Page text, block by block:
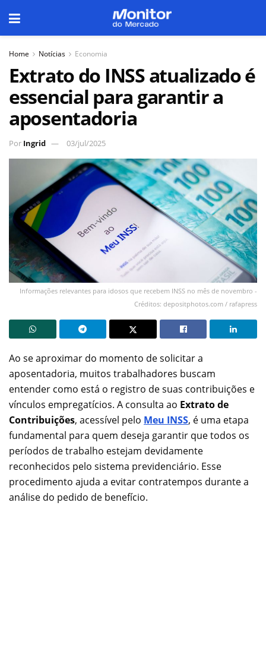
Home Notícias Economia
Extrato do INSS atualizado é
essencial para garantir a
aposentadoria
Por Ingrid 03/jul/2025
Informações relevantes para idosos que recebem INSS no mês de novembro -
Créditos: depositphotos.com / rafapress
Ao se aproximar do momento de solicitar a
aposentadoria, muitos trabalhadores buscam
entender como está o registro de suas contribuições e
vínculos empregatícios. A consulta ao Extrato de
Contribuições, acessível pelo Meu INSS, é uma etapa
fundamental para quem deseja garantir que todos os
períodos de trabalho estejam devidamente
reconhecidos pelo sistema previdenciário. Esse
procedimento ajuda a evitar contratempos durante a
análise do pedido de benefício.